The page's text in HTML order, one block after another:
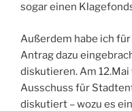
sogar einen
Außerdem habe ich
Antrag dazu
diskutieren. Am
Ausschuss für
diskutiert – wozu es